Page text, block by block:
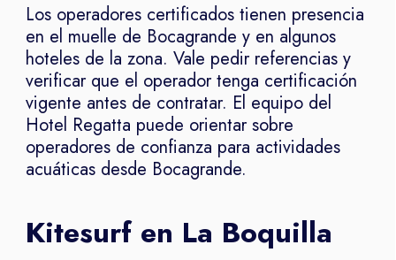
Los operadores certificados tienen presencia
en el muelle de Bocagrande y en algunos
hoteles de la zona. Vale pedir referencias y
verificar que el operador tenga certificación
vigente antes de contratar. El equipo del
Hotel Regatta puede orientar sobre
operadores de confianza para actividades
acuáticas desde Bocagrande.
Kitesurf en La Boquilla